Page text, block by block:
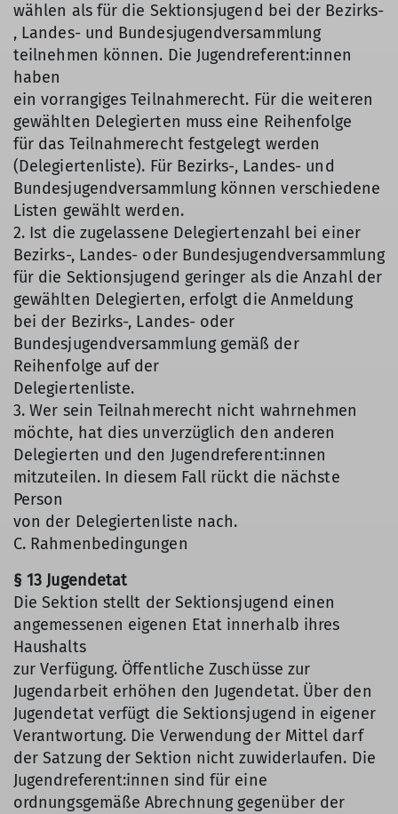
wählen als für die Sektionsjugend bei der Bezirks-
, Landes- und Bundesjugendversammlung
teilnehmen können. Die Jugendreferent:innen
haben
ein vorrangiges Teilnahmerecht. Für die weiteren
gewählten Delegierten muss eine Reihenfolge
für das Teilnahmerecht festgelegt werden
(Delegiertenliste). Für Bezirks-, Landes- und
Bundesjugendversammlung können verschiedene
Listen gewählt werden.
2. Ist die zugelassene Delegiertenzahl bei einer
Bezirks-, Landes- oder Bundesjugendversammlung
für die Sektionsjugend geringer als die Anzahl der
gewählten Delegierten, erfolgt die Anmeldung
bei der Bezirks-, Landes- oder
Bundesjugendversammlung gemäß der
Reihenfolge auf der
Delegiertenliste.
3. Wer sein Teilnahmerecht nicht wahrnehmen
möchte, hat dies unverzüglich den anderen
Delegierten und den Jugendreferent:innen
mitzuteilen. In diesem Fall rückt die nächste
Person
von der Delegiertenliste nach.
C. Rahmenbedingungen
§ 13 Jugendetat
Die Sektion stellt der Sektionsjugend einen
angemessenen eigenen Etat innerhalb ihres
Haushalts
zur Verfügung. Öffentliche Zuschüsse zur
Jugendarbeit erhöhen den Jugendetat. Über den
Jugendetat verfügt die Sektionsjugend in eigener
Verantwortung. Die Verwendung der Mittel darf
der Satzung der Sektion nicht zuwiderlaufen. Die
Jugendreferent:innen sind für eine
ordnungsgemäße Abrechnung gegenüber der